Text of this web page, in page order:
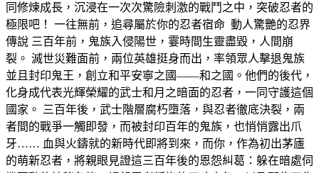
同修煉成長，沉浸在一次次驚險刺激的戰鬥之中，突破忍者的
極限吧！ 一往無前，追尋屬於你的忍者宿命 動人驚艷的忍界
傳說 三百年前，鬼族入侵陽世，霎時間生靈盡毀，人間崩
裂。 滅世災難面前，兩位英雄挺身而出，率領眾人擊退鬼族
並且封印鬼王，創立和平安寧之國——和之國。他們的後代，
化身成代表光輝榮耀的武士和月之暗面的忍者，一同守護這個
國家。 三百年後，武士階層腐朽墮落，與忍者徹底決裂，兩
者間的戰爭一觸即發，而被封印百年的鬼族，也悄悄露出爪
牙…… 血與火鑄就的新時代即將到來，而你，作為初出茅廬
的萌新忍者，將親眼見證這三百年後的恩怨糾葛：躲在暗處伺